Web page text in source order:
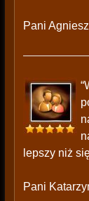
Pani
lepszy niż
Pani